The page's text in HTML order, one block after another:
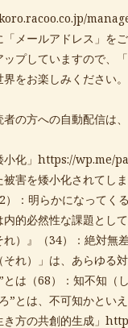
「メールアドレス」を
ップしていますので、
をお楽しみください。
者の方への自動配信は
化」 https://wp.me/
害を矮小化されてし
）：明らかになってく
的必然性な課題とし
れ）』（34）：絶対無
れ）」は、あらゆる
”とは（68）：知不知（
”とは、不可知かとい
き方の共創的生成」